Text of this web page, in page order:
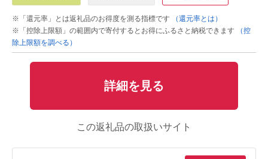
※「還元率」とは返礼品のお得度を測る指標です
（還元率とは）
※「控除上限額」の範囲内で寄付するとお得にふるさと納税できます
（控
除上限額を調べる）
詳細を見る
この返礼品の取扱いサイト